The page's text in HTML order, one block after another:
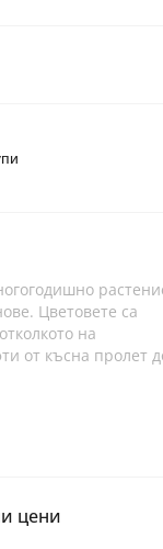
Цветовете са
на
от късна пролет
цени